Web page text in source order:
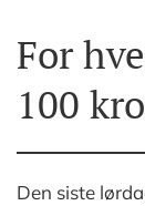
For
100
Den siste